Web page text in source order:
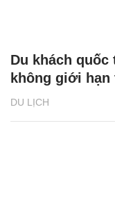
DU LỊCH
Du khách
không giới